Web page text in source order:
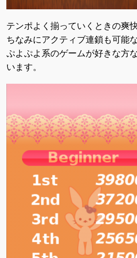
テンポよく揃っていくときの爽
ちなみにアクティブ連鎖も可能
ぷよぷよ系のゲームが好きな方
います。